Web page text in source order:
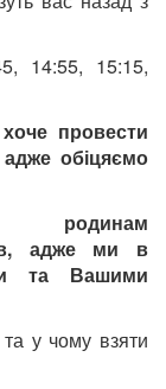
14:55, 15:15,
провести
обіцяємо
родинам
адже ми в
та Вашими
у чому взяти